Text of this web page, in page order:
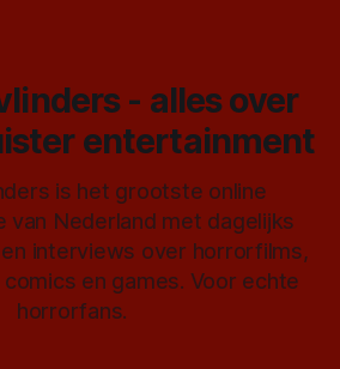
- alles over
entertainment
is het grootste online
van Nederland met dagelijks
interviews over horrorfilms,
en games. Voor echte
horrorfans.